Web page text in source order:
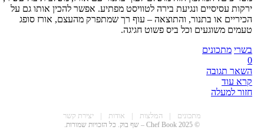
ירקות עסיסיים ונגיעת בירה לטוויסט מפתיע. אפשר להכין אותו גם על
הכיריים או בתנור, והתוצאה – עוף רך שמתפרק מהעצם, אורז סופג
טעמים משוגעים וכל ביס פשוט חגיגה.
בשרי מתכונים
השאר תגובה
קרא עוד
חזור למעלה
מתכונים | המלצות | אודות | יצירת קשר